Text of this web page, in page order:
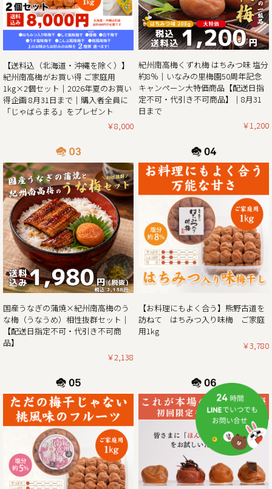
せていただきます。また、期間中当企画の商品をご購入いた
だいたお客様全員に和歌山県北山村が原産のじゃばらを使っ
たジュース「じゃばらまる」もプレゼント！
の4月に降った雹（ひょう）被害により、2年連続の梅の大凶
作となり梅の収量は例年の半分〜3割の見込みとなりまし
た。そんな中でも天災にも負けず強く育った梅を皆さまの元
へお届けしたい、そんな想いから夏のお買い得企画を開催さ
2025/05/13
生クリームぱんだ感謝還元セール!!｜生クリームぱんだ21個
セットを大特価販売中!!
皆さまに親しまれた和歌山のジャイアントパンダが6月で中
国に返還となります。
「今までありがとう」の感謝を気持ちを込めて、生クリーム
ぱんだ感謝還元セールを開催させていただきます。
生クリームぱんだ21個セットが大特価!!ぜひこの機会をお見
逃しなく。
2025/02/01
紀州南高梅がお買い得な春の花まつり企画 & ご購入でポイン
ト5倍プレゼントのダブルキャンペーン開催！！
この度、ご家庭用梅干1kg×2個セットが大変お得にお買い求
めいただけるお買い得企画を開催させていただきます。ま
た、期間中当企画の商品をご購入いただいたお客様全員に
さらにダブルキャンペーンとして、今ならショップ内の全商
品を対象にご購入時に通常のポイント5倍プレゼント！
ぜひお得なこの機会に本場紀州南高梅の梅干しをご賞味くだ
2025/01/06
2025年新春梅干しお買得企画のご案内｜紀州南高梅ご家庭用
【送料込（北海道・沖縄を除く）】
紀州南高梅がお買い得 ご家庭用
1kg×2個セット｜2026年夏のお買い
得企画 8月31日まで｜購入者全員に
「じゃばらまる」をプレゼント
￥8,000
紀州南高梅くずれ梅 はちみつ味 塩分
約8％｜いなみの里梅園50周年記念
キャンペーン大特価商品【配送日指
定不可・代引き不可商品】｜8月31
日まで
￥1,200
国産うなぎの蒲焼×紀州南高梅のう
な梅（うなうめ）相性抜群セット｜
【配送日指定不可・代引き不可商
品】
￥2,138
【お料理にもよく合う】熊野古道を
訪ねて はちみつ入り味梅 ご家庭
用1kg
￥3,780